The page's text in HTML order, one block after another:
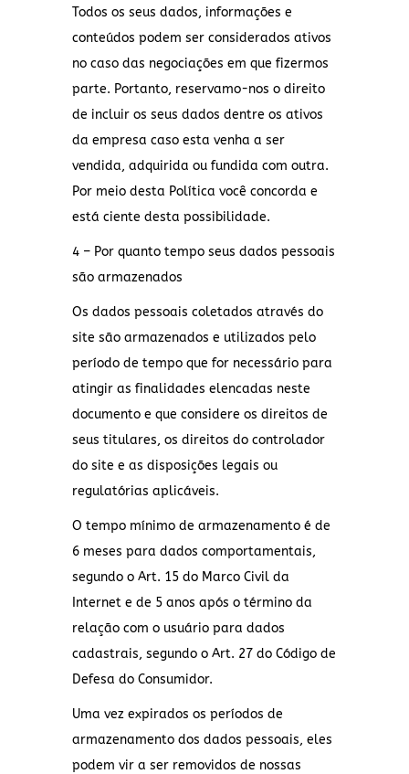
Todos os seus dados, informações e
conteúdos podem ser considerados ativos
no caso das negociações em que fizermos
parte. Portanto, reservamo-nos o direito
de incluir os seus dados dentre os ativos
da empresa caso esta venha a ser
vendida, adquirida ou fundida com outra.
Por meio desta Política você concorda e
está ciente desta possibilidade.
4 – Por quanto tempo seus dados pessoais
são armazenados
Os dados pessoais coletados através do
site são armazenados e utilizados pelo
período de tempo que for necessário para
atingir as finalidades elencadas neste
documento e que considere os direitos de
seus titulares, os direitos do controlador
do site e as disposições legais ou
regulatórias aplicáveis.
O tempo mínimo de armazenamento é de
6 meses para dados comportamentais,
segundo o Art. 15 do Marco Civil da
Internet e de 5 anos após o término da
relação com o usuário para dados
cadastrais, segundo o Art. 27 do Código de
Defesa do Consumidor.
Uma vez expirados os períodos de
armazenamento dos dados pessoais, eles
podem vir a ser removidos de nossas